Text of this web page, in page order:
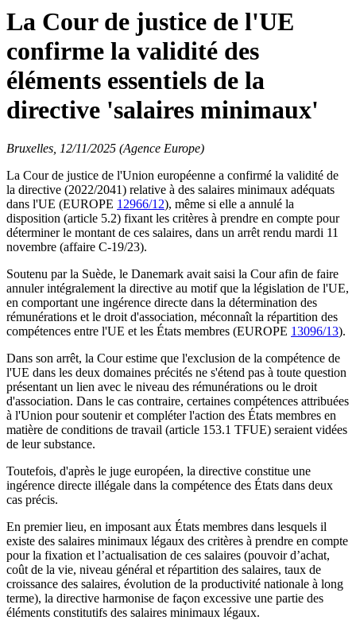
La Cour de justice de l'UE
confirme la validité des
éléments essentiels de la
directive 'salaires minimaux'
Bruxelles, 12/11/2025 (Agence Europe)
La Cour de justice de l'Union européenne a confirmé la validité de
la directive (2022/2041) relative à des salaires minimaux adéquats
dans l'UE (EUROPE 12966/12), même si elle a annulé la
disposition (article 5.2) fixant les critères à prendre en compte pour
déterminer le montant de ces salaires, dans un arrêt rendu mardi 11
novembre (affaire C-19/23).
Soutenu par la Suède, le Danemark avait saisi la Cour afin de faire
annuler intégralement la directive au motif que la législation de l'UE,
en comportant une ingérence directe dans la détermination des
rémunérations et le droit d'association, méconnaît la répartition des
compétences entre l'UE et les États membres (EUROPE 13096/13).
Dans son arrêt, la Cour estime que l'exclusion de la compétence de
l'UE dans les deux domaines précités ne s'étend pas à toute question
présentant un lien avec le niveau des rémunérations ou le droit
d'association. Dans le cas contraire, certaines compétences attribuées
à l'Union pour soutenir et compléter l'action des États membres en
matière de conditions de travail (article 153.1 TFUE) seraient vidées
de leur substance.
Toutefois, d'après le juge européen, la directive constitue une
ingérence directe illégale dans la compétence des États dans deux
cas précis.
En premier lieu, en imposant aux États membres dans lesquels il
existe des salaires minimaux légaux des critères à prendre en compte
pour la fixation et l’actualisation de ces salaires (pouvoir d’achat,
coût de la vie, niveau général et répartition des salaires, taux de
croissance des salaires, évolution de la productivité nationale à long
terme), la directive harmonise de façon excessive une partie des
éléments constitutifs des salaires minimaux légaux.